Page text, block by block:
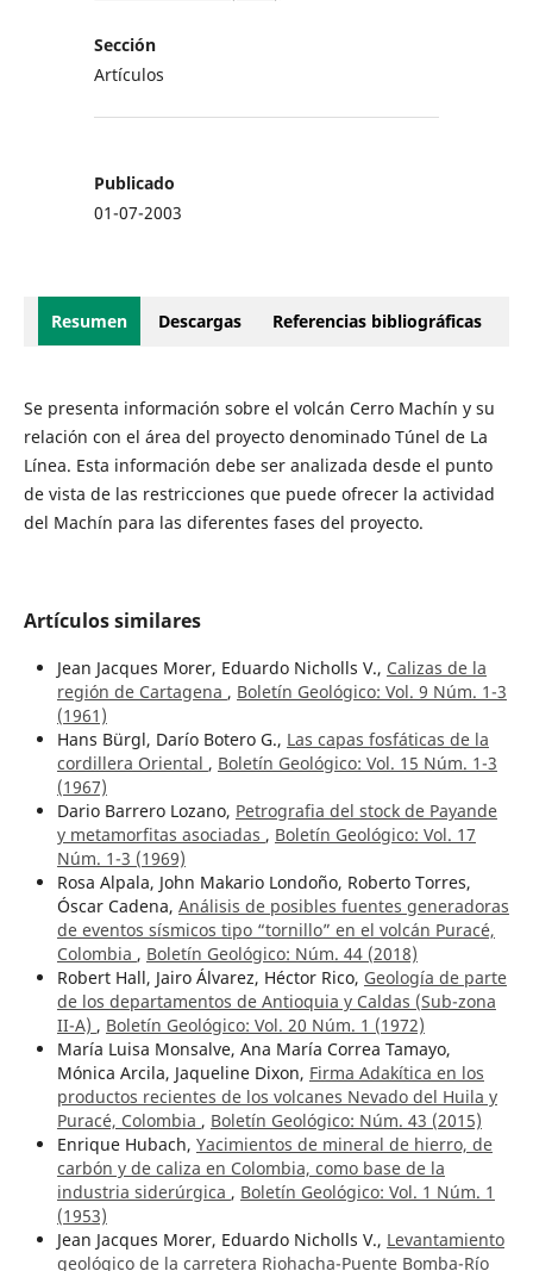
Sección
Artículos
Publicado
01-07-2003
Resumen Descargas Referencias bibliográficas
Se presenta información sobre el volcán Cerro Machín y su
relación con el área del proyecto denominado Túnel de La
Línea. Esta información debe ser analizada desde el punto
de vista de las restricciones que puede ofrecer la actividad
del Machín para las diferentes fases del proyecto.
Artículos similares
Jean Jacques Morer, Eduardo Nicholls V., Calizas de la
región de Cartagena , Boletín Geológico: Vol. 9 Núm. 1-3
(1961)
Hans Bürgl, Darío Botero G., Las capas fosfáticas de la
cordillera Oriental , Boletín Geológico: Vol. 15 Núm. 1-3
(1967)
Dario Barrero Lozano, Petrografia del stock de Payande
y metamorfitas asociadas , Boletín Geológico: Vol. 17
Núm. 1-3 (1969)
Rosa Alpala, John Makario Londoño, Roberto Torres,
Óscar Cadena, Análisis de posibles fuentes generadoras
de eventos sísmicos tipo “tornillo” en el volcán Puracé,
Colombia , Boletín Geológico: Núm. 44 (2018)
Robert Hall, Jairo Álvarez, Héctor Rico, Geología de parte
de los departamentos de Antioquia y Caldas (Sub-zona
II-A) , Boletín Geológico: Vol. 20 Núm. 1 (1972)
María Luisa Monsalve, Ana María Correa Tamayo,
Mónica Arcila, Jaqueline Dixon, Firma Adakítica en los
productos recientes de los volcanes Nevado del Huila y
Puracé, Colombia , Boletín Geológico: Núm. 43 (2015)
Enrique Hubach, Yacimientos de mineral de hierro, de
carbón y de caliza en Colombia, como base de la
industria siderúrgica , Boletín Geológico: Vol. 1 Núm. 1
(1953)
Jean Jacques Morer, Eduardo Nicholls V., Levantamiento
geológico de la carretera Riohacha-Puente Bomba-Río